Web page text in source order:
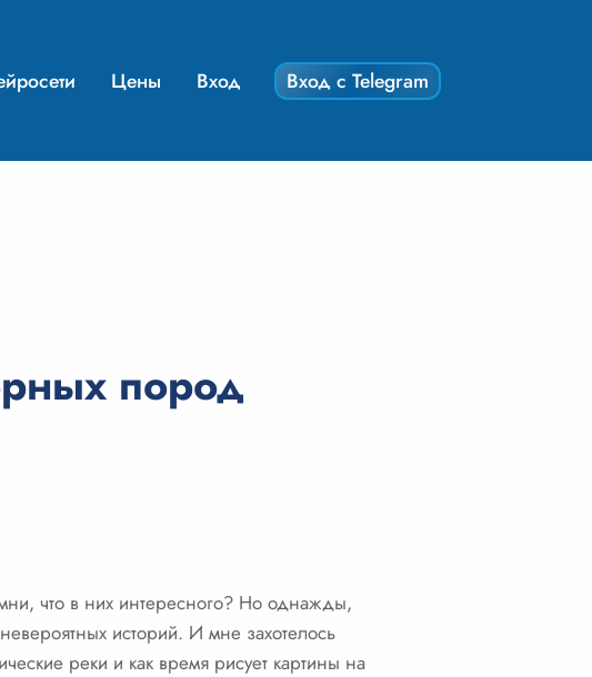
Цены Вход Вход с Telegram
пород
что в них интересного? Но однажды,
историй. И мне захотелось
реки и как время рисует картины на